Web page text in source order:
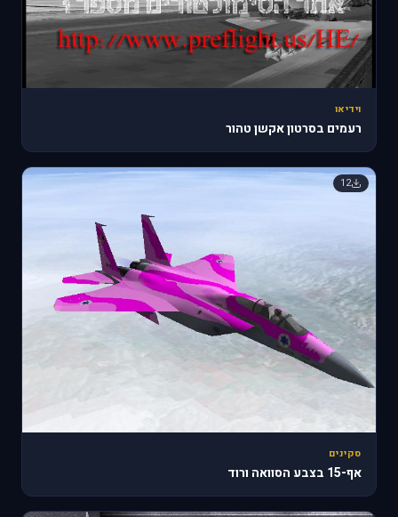
וידיאו
רעמים בסרטון אקשן טהור
12
סקינים
אף-15 בצבע הסוואה ורוד